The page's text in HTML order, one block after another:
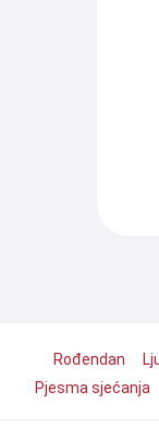
Rođendan
Pjesma sjećanja